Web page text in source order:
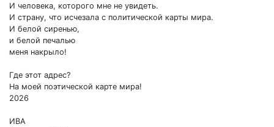
И человека, которого мне не увидеть.
И страну, что исчезала с политической карты мира.
И белой сиренью,
и белой печалью
меня накрыло!
Где этот адрес?
На моей поэтической карте мира!
2026
ИВА